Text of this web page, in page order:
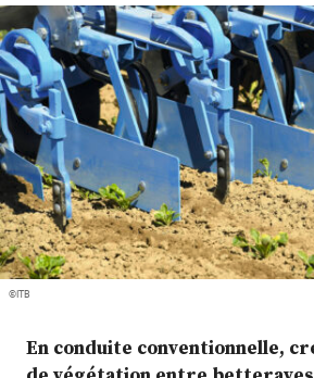
Plus
Abonnez-vous
©ITB
En conduite conventionnelle,